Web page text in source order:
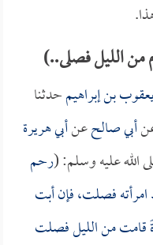
الليل فصلى..)
بن إبراهيمحدثنا
أبي صالحعنأبي هريرة
الله عليه وسلم: (رحم
امرأته فصلت، فإن أبت
قامت من الليل فصلت